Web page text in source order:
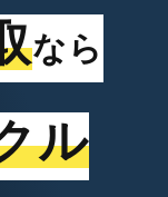
なら
ル